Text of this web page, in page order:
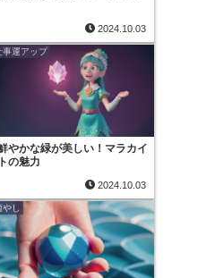
2024.10.03
事運アップ
やかな緑が美しい！マラカイ
トの魅力
2024.10.03
し